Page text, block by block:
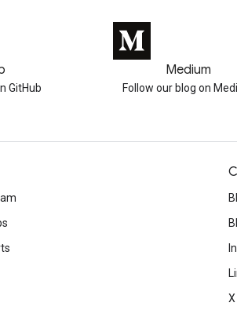
GitHub
Medium
Follow our blog on